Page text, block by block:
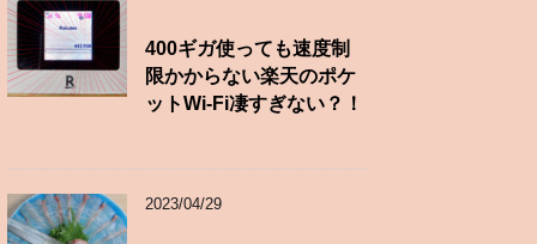
400ギガ使っても速度制
限かからない楽天のポケ
ットWi-Fi凄すぎない？！
2023/04/29